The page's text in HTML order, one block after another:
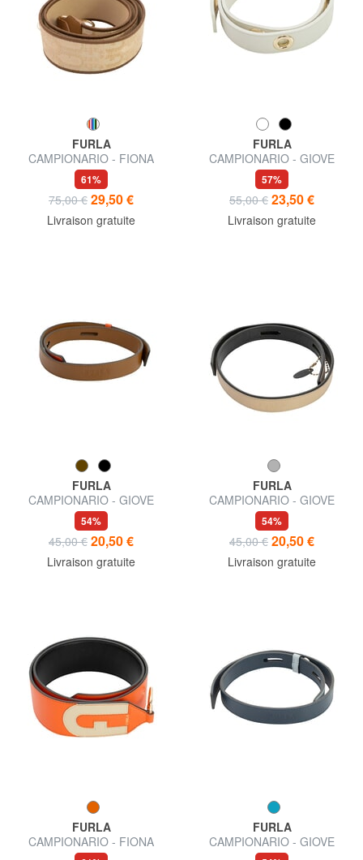
FURLA
CAMPIONARIO - FIONA
bandoulière logotée
61%
75,00 € 29,50 €
Livraison gratuite
FURLA
CAMPIONARIO - GIOVE
bandoulière en cuir
57%
55,00 € 23,50 €
Livraison gratuite
FURLA
CAMPIONARIO - GIOVE
bandoulière en cuir
54%
45,00 € 20,50 €
Livraison gratuite
FURLA
CAMPIONARIO - GIOVE
Bandoulière en cuir
54%
45,00 € 20,50 €
Livraison gratuite
FURLA
CAMPIONARIO - FIONA
bandoulière logotée
FURLA
CAMPIONARIO - GIOVE
bandoulière en cuir